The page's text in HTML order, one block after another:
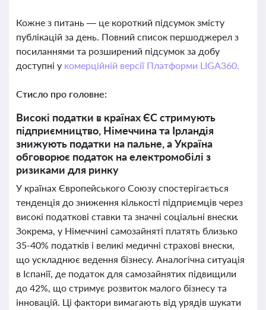
Кожне з питань — це короткий підсумок змісту
публікацій за день. Повний список першоджерел з
посиланнями та розширений підсумок за добу
доступні у комерційній версії Платформи LIGA360.
Стисло про головне:
Високі податки в країнах ЄС стримують
підприємництво, Німеччина та Ірландія
знижують податки на пальне, а Україна
обговорює податок на електромобілі з
ризиками для ринку
У країнах Європейського Союзу спостерігається
тенденція до зниження кількості підприємців через
високі податкові ставки та значні соціальні внески.
Зокрема, у Німеччині самозайняті платять близько
35-40% податків і великі медичні страхові внески,
що ускладнює ведення бізнесу. Аналогічна ситуація
в Іспанії, де податок для самозайнятих підвищили
до 42%, що стримує розвиток малого бізнесу та
інновацій. Ці фактори вимагають від урядів шукати